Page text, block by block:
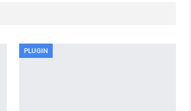
PLUGIN